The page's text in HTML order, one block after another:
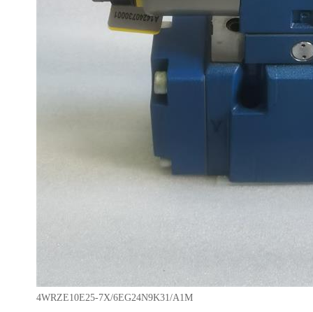
4WRZE10E25-7X/6EG24N9K31/A1M